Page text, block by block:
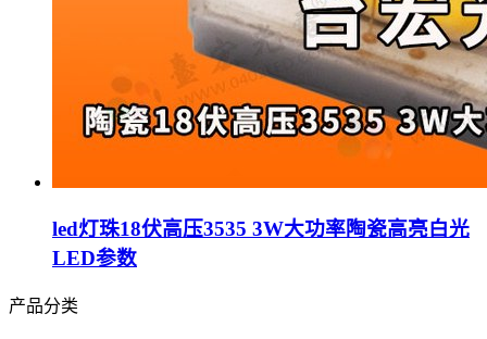
led灯珠18伏高压3535 3W大功率陶瓷高亮白光
LED参数
产品分类